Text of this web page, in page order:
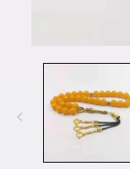
الوسائط
مشروط